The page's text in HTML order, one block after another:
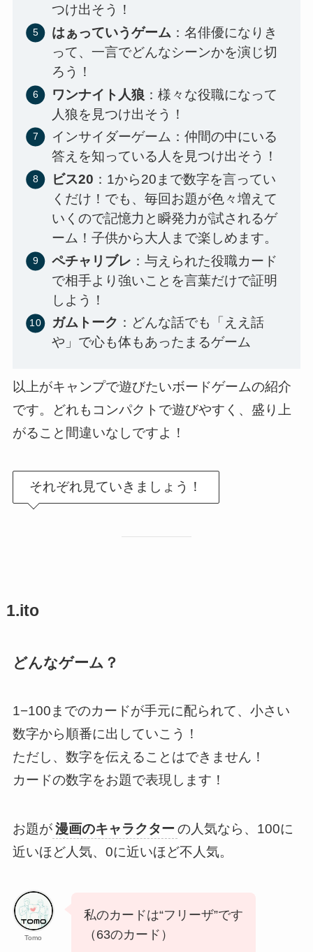
つけ出そう！
はぁっていうゲーム ：名俳優になりき
って、一言でどんなシーンかを演じ切
ろう！
ワンナイト人狼 ：様々な役職になって
人狼を見つけ出そう！
インサイダーゲーム：仲間の中にいる
答えを知っている人を見つけ出そう！
ビス20 ：1から20まで数字を言ってい
くだけ！でも、毎回お題が色々増えて
いくので記憶力と瞬発力が試されるゲ
ーム！子供から大人まで楽しめます。
ペチャリブレ ：与えられた役職カード
で相手より強いことを言葉だけで証明
しよう！
ガムトーク ：どんな話でも「ええ話
や」で心も体もあったまるゲーム
以上がキャンプで遊びたいボードゲームの紹介
です。どれもコンパクトで遊びやすく、盛り上
がること間違いなしですよ！
それぞれ見ていきましょう！
1.ito
どんなゲーム？
1−100までのカードが手元に配られて、小さい
数字から順番に出していこう！
ただし、数字を伝えることはできません！
カードの数字をお題で表現します！
お題が漫画のキャラクター の人気なら、100に
近いほど人気、0に近いほど不人気。
Tomo
私のカードは“フリーザ”です
（63のカード）